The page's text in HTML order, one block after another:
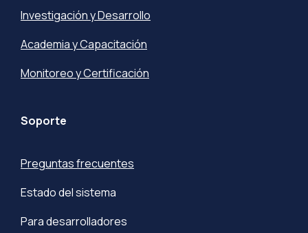
Investigación y Desarrollo
Academia y Capacitación
Monitoreo y Certificación
Soporte
Preguntas frecuentes
Estado del sistema
Para desarrolladores